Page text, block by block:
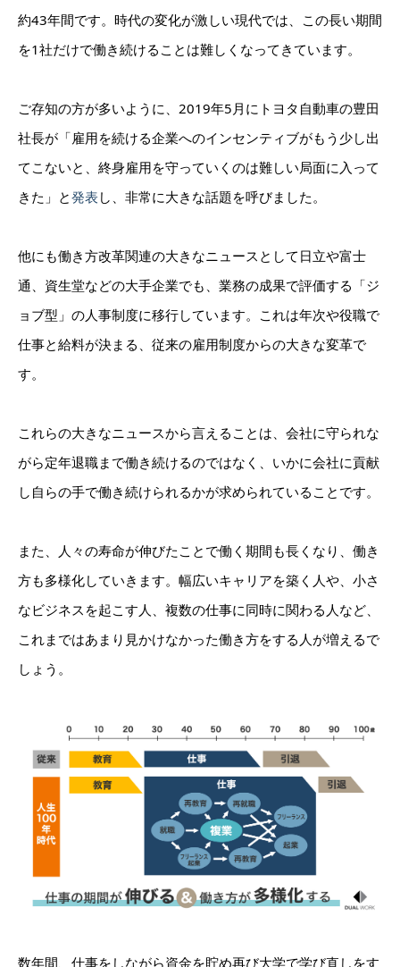
約43年間です。時代の変化が激しい現代では、この長い期間
を1社だけで働き続けることは難しくなってきています。
ご存知の方が多いように、2019年5月にトヨタ自動車の豊田
社長が「雇用を続ける企業へのインセンティブがもう少し出
てこないと、終身雇用を守っていくのは難しい局面に入って
きた」と発表し、非常に大きな話題を呼びました。
他にも働き方改革関連の大きなニュースとして日立や富士
通、資生堂などの大手企業でも、業務の成果で評価する「ジ
ョブ型」の人事制度に移行しています。これは年次や役職で
仕事と給料が決まる、従来の雇用制度からの大きな変革で
す。
これらの大きなニュースから言えることは、会社に守られな
がら定年退職まで働き続けるのではなく、いかに会社に貢献
し自らの手で働き続けられるかが求められていることです。
また、人々の寿命が伸びたことで働く期間も長くなり、働き
方も多様化していきます。幅広いキャリアを築く人や、小さ
なビジネスを起こす人、複数の仕事に同時に関わる人など、
これまではあまり見かけなかった働き方をする人が増えるで
しょう。
数年間、仕事をしながら資金を貯め再び大学で学び直しをす